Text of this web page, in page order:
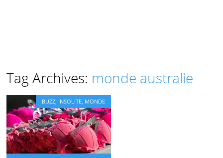
Tag Archives: monde australie
BUZZ INSOLITE MONDE